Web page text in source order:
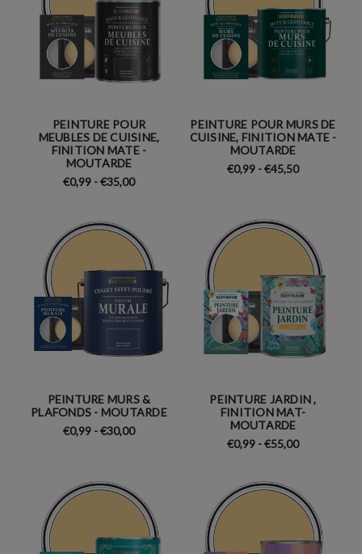
PEINTURE POUR
MEUBLES DE CUISINE,
FINITION MATE -
MOUTARDE
€0,99 - €35,00
PEINTURE POUR MURS DE
CUISINE, FINITION MATE -
MOUTARDE
€0,99 - €45,50
PEINTURE MURS &
PLAFONDS - MOUTARDE
€0,99 - €30,00
PEINTURE JARDIN ,
FINITION MAT-
MOUTARDE
€0,99 - €55,00